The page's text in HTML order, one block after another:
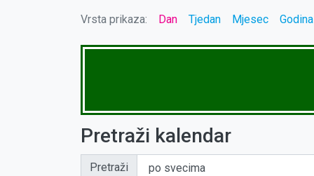
Vrsta prikaza: Dan Tjedan Mjesec Godina
Pretraži kalendar
Pretraži